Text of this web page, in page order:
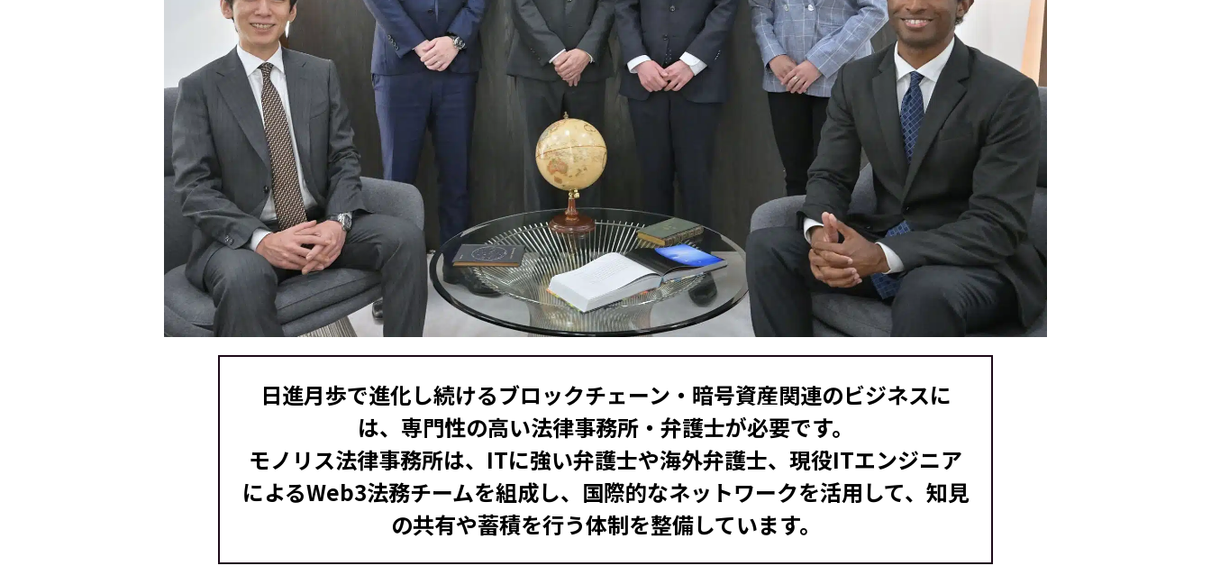
日進月歩で進化し続けるブロックチェーン・暗号資産関連のビジネスに
は、専門性の高い法律事務所・弁護士が必要です。
モノリス法律事務所は、ITに強い弁護士や海外弁護士、現役ITエンジニア
によるWeb3法務チームを組成し、国際的なネットワークを活用して、知見
の共有や蓄積を行う体制を整備しています。